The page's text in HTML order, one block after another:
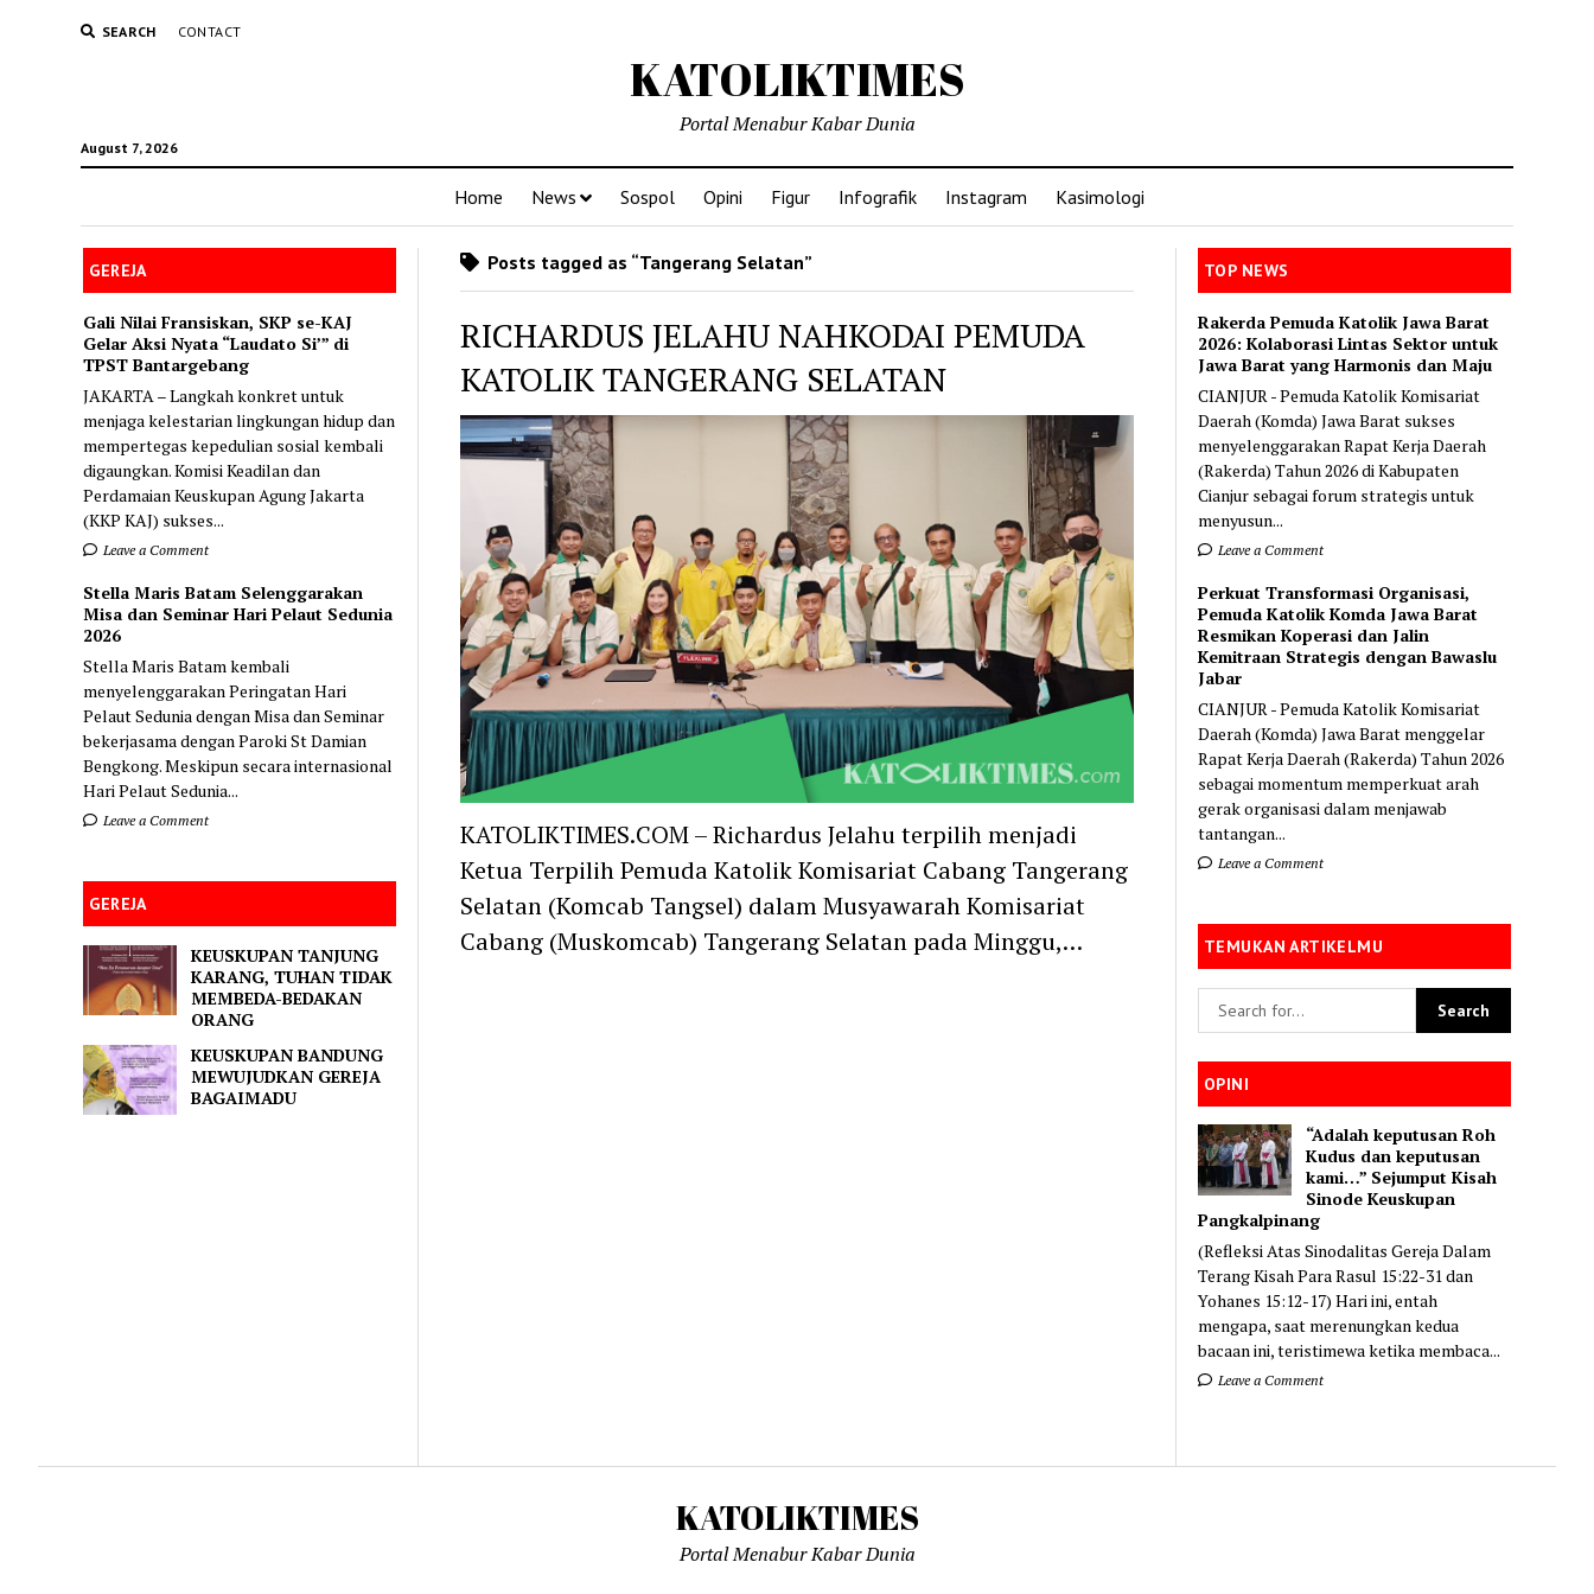
SEARCH CONTACT
KATOLIKTIMES
August 7, 2026
Portal Menabur Kabar Dunia
Home News Sospol Opini Figur Infografik Instagram Kasimologi
GEREJA
Gali Nilai Fransiskan, SKP se-KAJ
Gelar Aksi Nyata “Laudato Si’” di
TPST Bantargebang
JAKARTA – Langkah konkret untuk
menjaga kelestarian lingkungan hidup dan
mempertegas kepedulian sosial kembali
digaungkan. Komisi Keadilan dan
Perdamaian Keuskupan Agung Jakarta
(KKP KAJ) sukses...
Leave a Comment
Stella Maris Batam Selenggarakan
Misa dan Seminar Hari Pelaut Sedunia
2026
Stella Maris Batam kembali
menyelenggarakan Peringatan Hari
Pelaut Sedunia dengan Misa dan Seminar
bekerjasama dengan Paroki St Damian
Bengkong. Meskipun secara internasional
Hari Pelaut Sedunia...
Leave a Comment
GEREJA
KEUSKUPAN TANJUNG
KARANG, TUHAN TIDAK
MEMBEDA-BEDAKAN
ORANG
KEUSKUPAN BANDUNG
MEWUJUDKAN GEREJA
BAGAIMADU
Posts tagged as “Tangerang Selatan”
RICHARDUS JELAHU NAHKODAI PEMUDA
KATOLIK TANGERANG SELATAN
KATOLIKTIMES.COM – Richardus Jelahu terpilih menjadi
Ketua Terpilih Pemuda Katolik Komisariat Cabang Tangerang
Selatan (Komcab Tangsel) dalam Musyawarah Komisariat
Cabang (Muskomcab) Tangerang Selatan pada Minggu,…
TOP NEWS
Rakerda Pemuda Katolik Jawa Barat
2026: Kolaborasi Lintas Sektor untuk
Jawa Barat yang Harmonis dan Maju
CIANJUR - Pemuda Katolik Komisariat
Daerah (Komda) Jawa Barat sukses
menyelenggarakan Rapat Kerja Daerah
(Rakerda) Tahun 2026 di Kabupaten
Cianjur sebagai forum strategis untuk
menyusun...
Leave a Comment
Perkuat Transformasi Organisasi,
Pemuda Katolik Komda Jawa Barat
Resmikan Koperasi dan Jalin
Kemitraan Strategis dengan Bawaslu
Jabar
CIANJUR - Pemuda Katolik Komisariat
Daerah (Komda) Jawa Barat menggelar
Rapat Kerja Daerah (Rakerda) Tahun 2026
sebagai momentum memperkuat arah
gerak organisasi dalam menjawab
tantangan...
Leave a Comment
TEMUKAN ARTIKELMU
OPINI
“Adalah keputusan Roh
Kudus dan keputusan
kami…” Sejumput Kisah
Sinode Keuskupan
Pangkalpinang
(Refleksi Atas Sinodalitas Gereja Dalam
Terang Kisah Para Rasul 15:22-31 dan
Yohanes 15:12-17) Hari ini, entah
mengapa, saat merenungkan kedua
bacaan ini, teristimewa ketika membaca...
Leave a Comment
KATOLIKTIMES
Portal Menabur Kabar Dunia